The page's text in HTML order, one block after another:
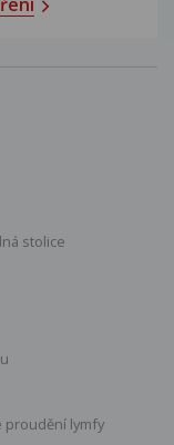
stolice
proudění lymfy